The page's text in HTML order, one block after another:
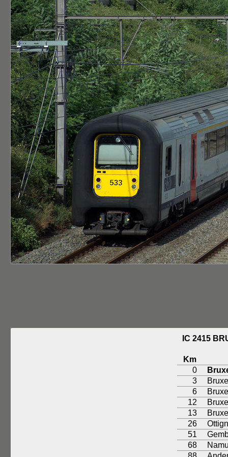
IC 2415
Km
0
3
6
12
13
26
51
68